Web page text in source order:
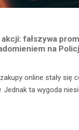
fałszywa
na
online stały się
Jednak ta wygoda